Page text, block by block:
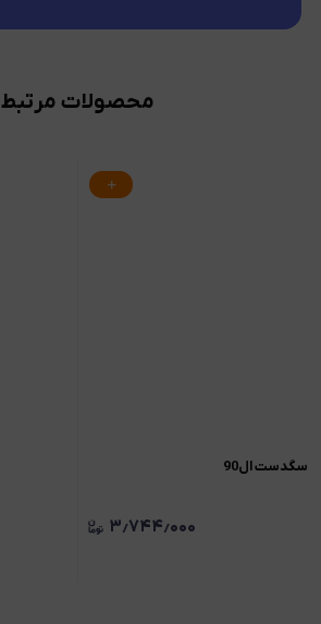
محصولات مرتبط
سگدست ال90
۳٫۷۴۴٫۰۰۰